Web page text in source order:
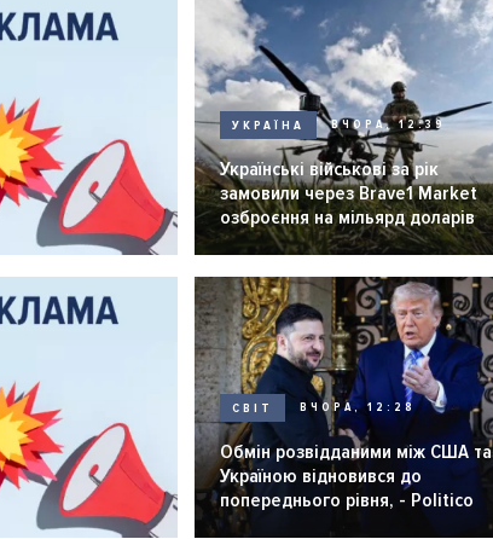
УКРАЇНА ВЧОРА, 12:39
Українські військові за рік
замовили через Brave1 Market
озброєння на мільярд доларів
СВІТ ВЧОРА, 12:28
Обмін розвідданими між США та
Україною відновився до
попереднього рівня, - Politico